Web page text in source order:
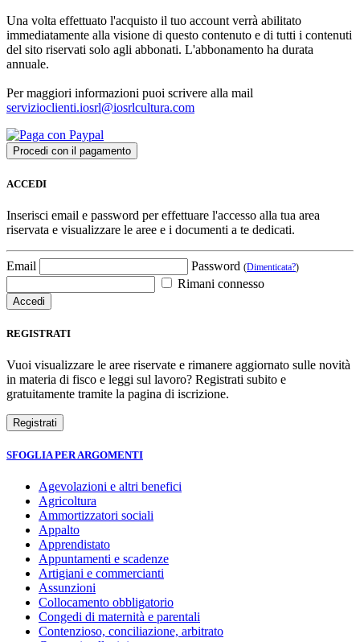
Una volta effettuato l'acquisto il tuo account verrà abilitato
immediatamente alla visione di questo contenuto e di tutti i contenuti
del sito riservati solo agli abbonati. L'abbonamento ha durata
annuale.
Per maggiori informazioni puoi scrivere alla mail
servizioclienti.iosrl@iosrlcultura.com
ACCEDI
Inserisci email e password per effettuare l'accesso alla tua area
riservata e visualizzare le aree e i documenti a te dedicati.
Email Password (Dimenticata?)
Rimani connesso
REGISTRATI
Vuoi visualizzare le aree riservate e rimanere aggiornato sulle novità
in materia di fisco e leggi sul lavoro? Registrati subito e
gratuitamente tramite la pagina di iscrizione.
SFOGLIA PER ARGOMENTI
Agevolazioni e altri benefici
Agricoltura
Ammortizzatori sociali
Appalto
Apprendistato
Appuntamenti e scadenze
Artigiani e commercianti
Assunzioni
Collocamento obbligatorio
Congedi di maternità e parentali
Contenzioso, conciliazione, arbitrato